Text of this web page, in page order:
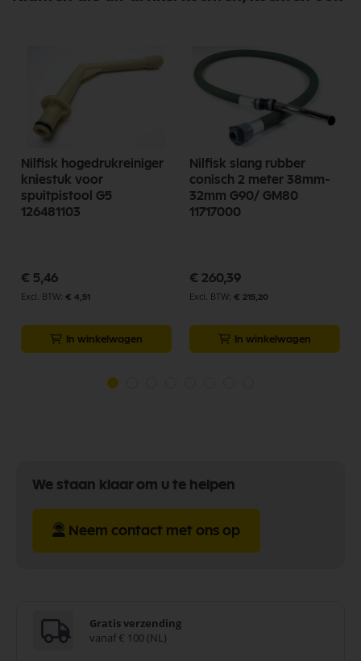
Nilfisk hogedrukreiniger
kniestuk voor
spuitpistool G5
126481103
€ 5,46
€ 4,51
In winkelwagen
Nilfisk slang rubber
conisch 2 meter 38mm-
32mm G90/ GM80
11717000
€ 260,39
€ 215,20
In winkelwagen
We staan klaar om u te helpen
Neem contact met ons op
Gratis verzending
vanaf € 100 (NL)